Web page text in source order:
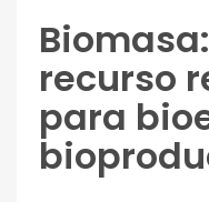
recurso
para